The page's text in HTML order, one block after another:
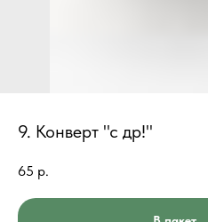
9. Конверт "с др!"
65 р.